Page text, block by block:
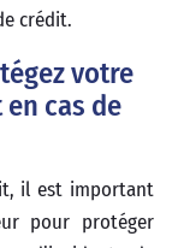
crédit.
votre
cas de
il est important
pour protéger